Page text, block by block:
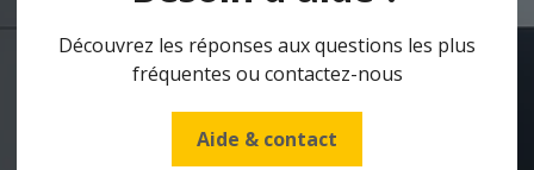
Découvrez les réponses aux questions les plus
fréquentes ou contactez-nous
Aide & contact